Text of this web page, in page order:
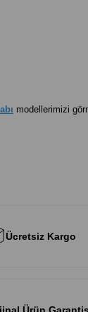
modellerimizi
Ücretsiz Kargo